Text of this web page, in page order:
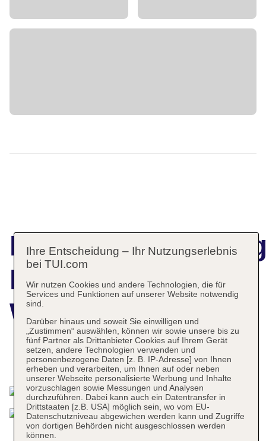
Hotel The
Waterfront
Das bietet Ihre Unterkunft
Ihre Entscheidung – Ihr Nutzungserlebnis
bei TUI.com
Wir nutzen Cookies und andere Technologien, die für
Services und Funktionen auf unserer Website notwendig
sind.
Darüber hinaus und soweit Sie einwilligen und
„Zustimmen“ auswählen, können wir sowie unsere bis zu
fünf Partner als Drittanbieter Cookies auf Ihrem Gerät
setzen, andere Technologien verwenden und
personenbezogene Daten [z. B. IP-Adresse] von Ihnen
erheben und verarbeiten, um Ihnen auf oder neben
unserer Webseite personalisierte Werbung und Inhalte
vorzuschlagen sowie Messungen und Analysen
durchzuführen. Dabei kann auch ein Datentransfer in
Drittstaaten [z.B. USA] möglich sein, wo vom EU-
Datenschutzniveau abgewichen werden kann und Zugriffe
von dortigen Behörden nicht ausgeschlossen werden
können.